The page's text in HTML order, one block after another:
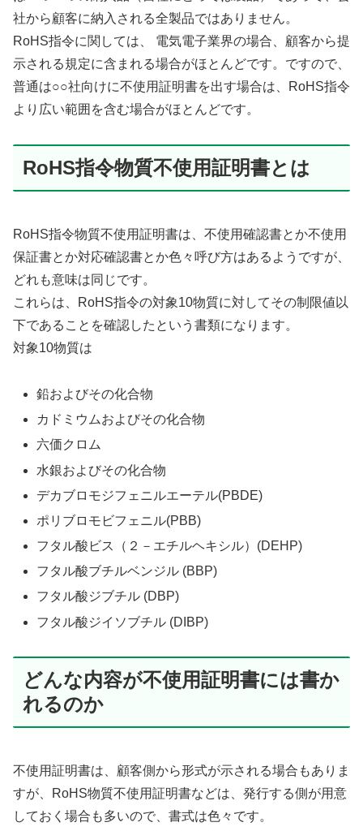
社から顧客に納入される全製品ではありません。
RoHS指令に関しては、 電気電子業界の場合、顧客から提
示される規定に含まれる場合がほとんどです。ですので、
普通は○○社向けに不使用証明書を出す場合は、RoHS指令
より広い範囲を含む場合がほとんどです。
RoHS指令物質不使用証明書とは
RoHS指令物質不使用証明書は、不使用確認書とか不使用
保証書とか対応確認書とか色々呼び方はあるようですが、
どれも意味は同じです。
これらは、RoHS指令の対象10物質に対してその制限値以
下であることを確認したという書類になります。
対象10物質は
鉛およびその化合物
カドミウムおよびその化合物
六価クロム
水銀およびその化合物
デカブロモジフェニルエーテル(PBDE)
ポリブロモビフェニル(PBB)
フタル酸ビス（２－エチルヘキシル）(DEHP)
フタル酸ブチルベンジル (BBP)
フタル酸ジブチル (DBP)
フタル酸ジイソブチル (DIBP)
どんな内容が不使用証明書には書か
れるのか
不使用証明書は、顧客側から形式が示される場合もありま
すが、RoHS物質不使用証明書などは、発行する側が用意
しておく場合も多いので、書式は色々です。